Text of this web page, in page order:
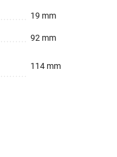
19 mm
92 mm
114 mm